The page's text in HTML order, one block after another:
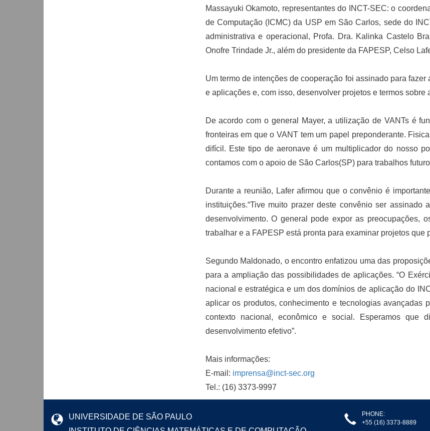
Massayuki Okamoto, representantes do INCT-SEC: o
de Computação (ICMC) da USP em São Carlos, sede do
administrativa e operacional, Profa. Dra. Kalinka Castelo
Onofre Trindade Jr., além do presidente da FAPESP, Celso
Um termo de intenções de cooperação foi assinado para
e aplicações e, com isso, desenvolver projetos e termos sobre
De acordo com o general Mayer, a utilização de VANTs é
fronteiras em que o VANT tem um papel preponderante.
difícil. Este tipo de aeronave é um multiplicador do nosso
contamos com o apoio de São Carlos(SP) para trabalhos
Durante a reunião, Lafer afirmou que o convênio é
instituições.“Tive muito prazer deste convênio ser
desenvolvimento. O general pode expor as preocupações,
trabalhar e a FAPESP está pronta para examinar projetos que
Segundo Maldonado, o encontro enfatizou uma das
para a ampliação das possibilidades de aplicações. “O
nacional e estratégica e um dos domínios de aplicação do
aplicar os produtos, conhecimento e tecnologias avançadas
contexto nacional, econômico e social. Esperamos que
desenvolvimento efetivo”.
Mais informações:
E-mail: imprensa@inct-sec.org
Tel.: (16) 3373-9997
UNIVERSIDADE DE SÃO PAULO
PHONE:
+55 (16) 3373-8889